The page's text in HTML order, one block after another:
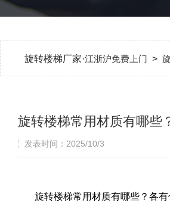
旋转楼梯厂家·江浙沪免费上门 >
旋转楼梯常用材质有哪些
发表时间：2025/10/3
旋转楼梯常用材质有哪些？各有